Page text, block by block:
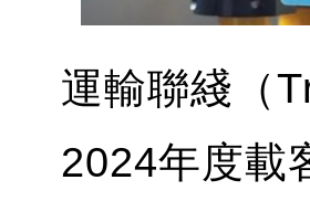
運輸聯綫（
2024年度載